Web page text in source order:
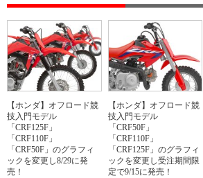
【ホンダ】オフロード競
技入門モデル
「CRF125F」
「CRF110F」
「CRF50F」のグラフィ
ックを変更し8/29に発
売！
【ホンダ】オフロード競
技入門モデル
「CRF50F」
「CRF110F」
「CRF125F」のグラフィ
ックを変更し受注期間限
定で9/15に発売！